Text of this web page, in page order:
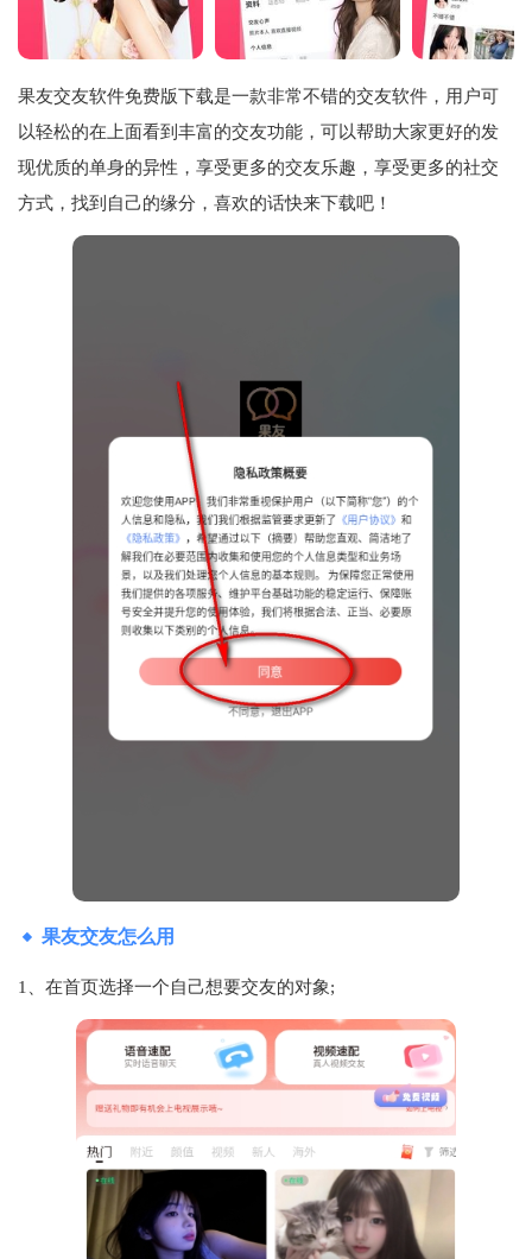
果友交友软件免费版下载是一款非常不错的交友软件，用户可
以轻松的在上面看到丰富的交友功能，可以帮助大家更好的发
现优质的单身的异性，享受更多的交友乐趣，享受更多的社交
方式，找到自己的缘分，喜欢的话快来下载吧！
果友交友怎么用
1、在首页选择一个自己想要交友的对象;